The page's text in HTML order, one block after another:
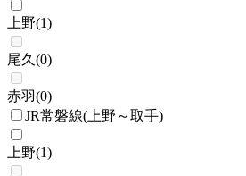
上野(1)
尾久 (0)
赤羽(0)
JR常磐線(上野～取手)
上野(1)